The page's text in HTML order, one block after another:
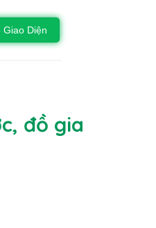
Giao Diện
đồ gia